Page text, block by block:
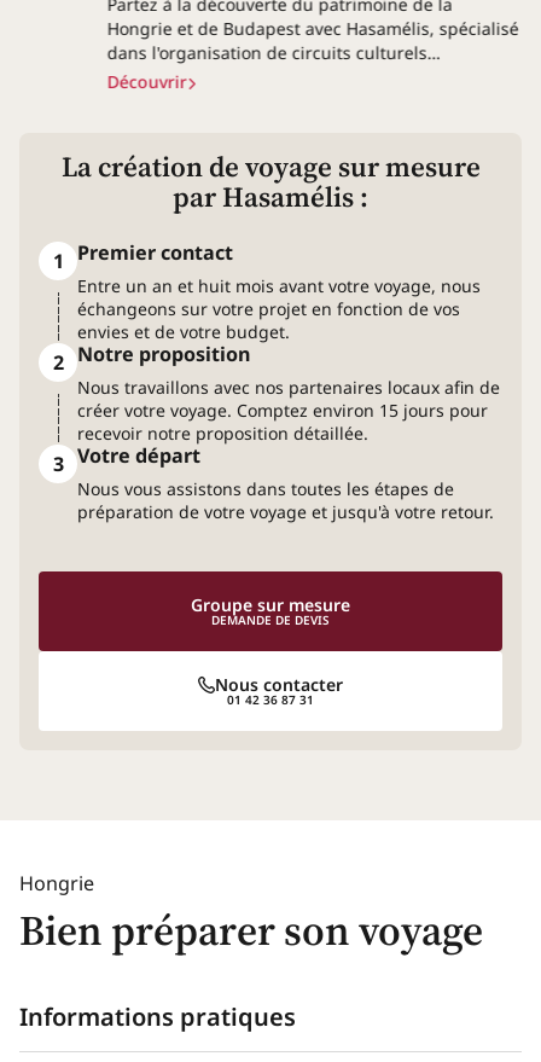
Hongrie et de Budapest avec Hasamélis, spécialisé
dans l'organisation de circuits culturels…
Découvrir
La création de voyage sur mesure
par Hasamélis :
1 Premier contact
Entre un an et huit mois avant votre voyage, nous
échangeons sur votre projet en fonction de vos
envies et de votre budget.
2 Notre proposition
Nous travaillons avec nos partenaires locaux afin de
créer votre voyage. Comptez environ 15 jours pour
recevoir notre proposition détaillée.
3 Votre départ
Nous vous assistons dans toutes les étapes de
préparation de votre voyage et jusqu'à votre retour.
Nous contacter
01 42 36 87 31
Groupe sur mesure
DEMANDE DE DEVIS
Hongrie
Bien préparer son voyage
Informations pratiques